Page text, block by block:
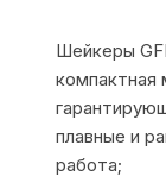
Шейкеры
компактная
плавные и
работа;